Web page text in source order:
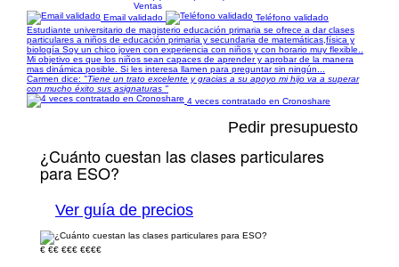
Ventas
Email validado
Teléfono validado
Estudiante universitario de magisterio educación primaria se ofrece a dar clases
particulares a niños de educación primaria y secundaria de matemáticas,física y
biología Soy un chico joven con experiencia con niños y con horario muy flexible..
Mi objetivo es que los niños sean capaces de aprender y aprobar de la manera
mas dinámica posible. Si les interesa llamen para preguntar sin ningún...
Carmen dice: "Tiene un trato excelente y gracias a su apoyo mi hijo va a superar
con mucho éxito sus asignaturas "
4 veces contratado en Cronoshare
Pedir presupuesto
¿Cuánto cuestan las clases particulares
para ESO?
Ver guía de precios
€ €€ €€€ €€€€